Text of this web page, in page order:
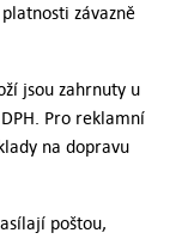
závazně
jsou zahrnuty u
Pro reklamní
na dopravu
poštou,